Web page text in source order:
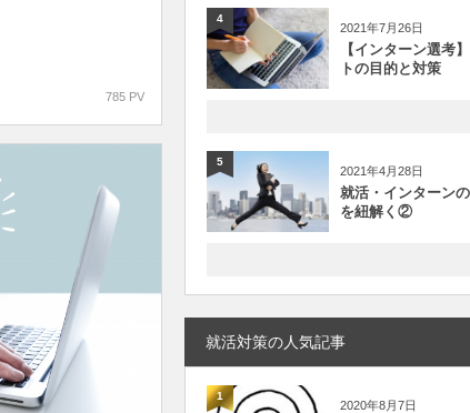
785 PV
4
2021年7月26日
【インターン選考
トの目的と対策
5
2021年4月28日
就活・インターン
を紐解く②
就活対策の人気記事
1
2020年8月7日